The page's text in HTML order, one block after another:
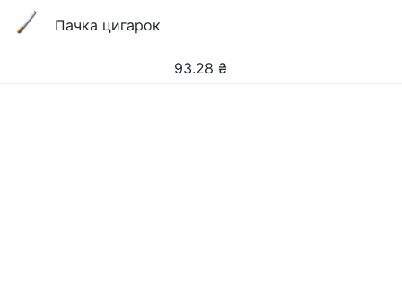
Пачка цигарок
93.28 ₴